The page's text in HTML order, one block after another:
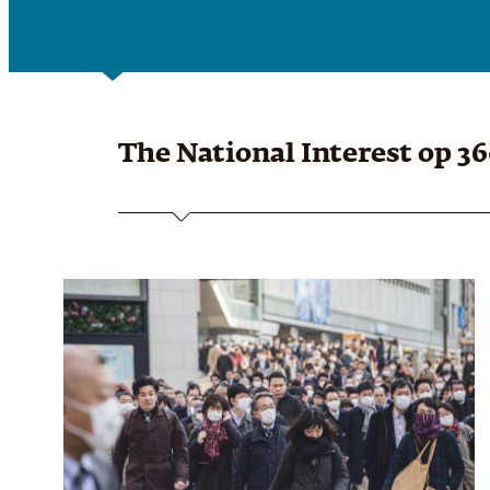
The National Interest op